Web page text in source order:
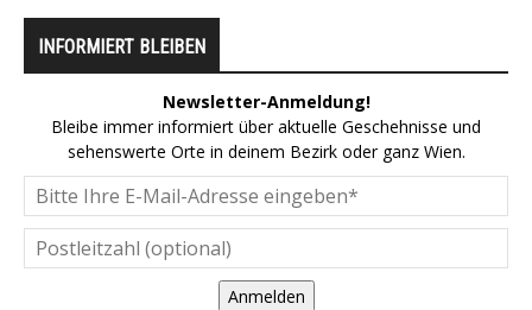
INFORMIERT BLEIBEN
Newsletter-Anmeldung!
Bleibe immer informiert über aktuelle Geschehnisse und
sehenswerte Orte in deinem Bezirk oder ganz Wien.
Anmelden